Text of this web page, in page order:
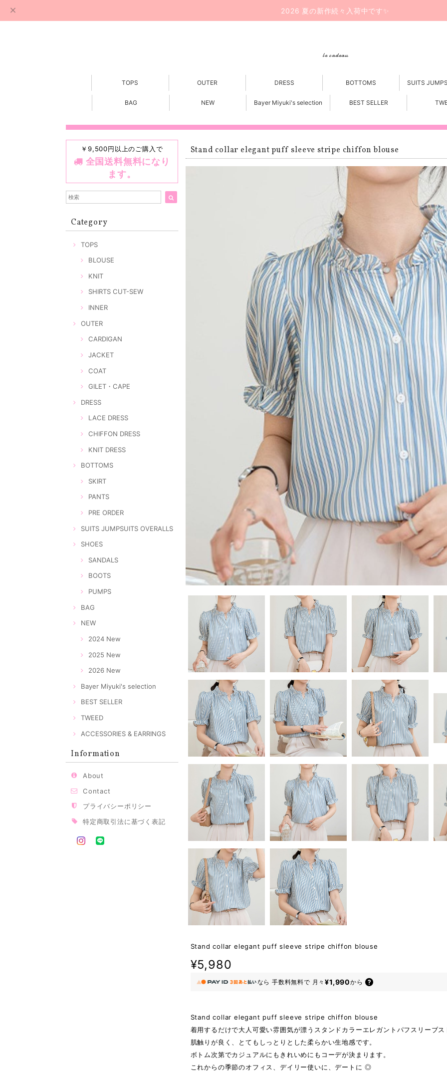
2026 夏の新作続々入荷中です✨
le cadeau
TOPS OUTER DRESS BOTTOMS SUITS
BAG NEW Bayer Miyuki's selection BEST SELLER
￥9,500円以上のご購入で
全国送料無料になり
ます。
Category
TOPS
BLOUSE
KNIT
SHIRTS CUT-SEW
INNER
OUTER
CARDIGAN
JACKET
COAT
GILET・CAPE
DRESS
LACE DRESS
CHIFFON DRESS
KNIT DRESS
BOTTOMS
SKIRT
PANTS
PRE ORDER
SUITS JUMPSUITS OVERALLS
SHOES
SANDALS
BOOTS
PUMPS
BAG
NEW
2024 New
2025 New
2026 New
Bayer Miyuki's selection
BEST SELLER
TWEED
ACCESSORIES & EARRINGS
Information
About
Contact
プライバシーポリシー
特定商取引法に基づく表記
Stand collar elegant puff sleeve stripe chiffon blouse
Stand collar elegant puff sleeve stripe chiffon blouse
¥5,980
なら 手数料無料で 月々¥1,990から
Stand collar elegant puff sleeve stripe chiffon blouse
着用するだけで大人可愛い雰囲気が漂うスタンドカラーエレガントパフスリーブス
肌触りが良く、とてもしっとりとした柔らかい生地感です。
ボトム次第でカジュアルにもきれいめにもコーデが決まります。
これからの季節のオフィス、デイリー使いに、デートに ◎